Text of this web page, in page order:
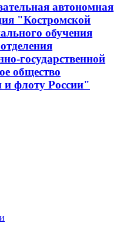
автономная
"Костромской
обучения
государственной
общество
и флоту России"